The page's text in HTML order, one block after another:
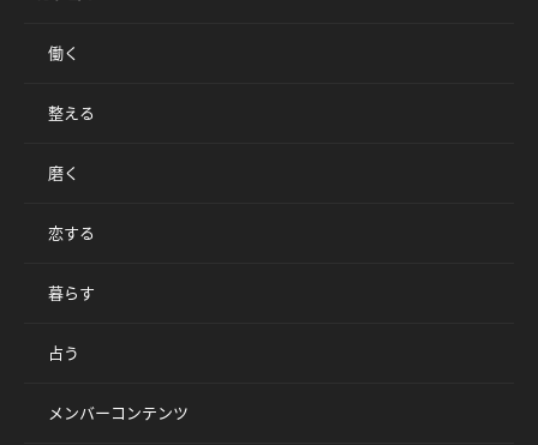
働く
整える
磨く
恋する
暮らす
占う
メンバーコンテンツ